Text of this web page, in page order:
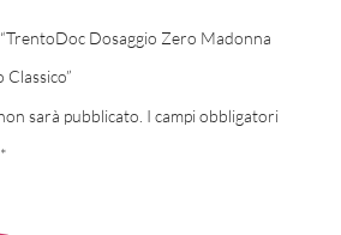
Dosaggio Zero Madonna
sarà pubblicato. I campi obbligatori
*